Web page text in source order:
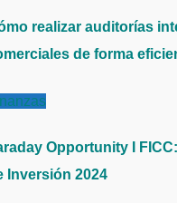
realizar auditorías
de forma
Opportunity I
Inversión 2024